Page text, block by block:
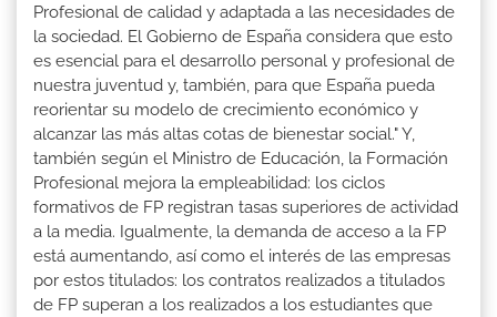
Profesional de calidad y adaptada a las necesidades de
la sociedad. El Gobierno de España considera que esto
es esencial para el desarrollo personal y profesional de
nuestra juventud y, también, para que España pueda
reorientar su modelo de crecimiento económico y
alcanzar las más altas cotas de bienestar social." Y,
también según el Ministro de Educación, la Formación
Profesional mejora la empleabilidad: los ciclos
formativos de FP registran tasas superiores de actividad
a la media. Igualmente, la demanda de acceso a la FP
está aumentando, así como el interés de las empresas
por estos titulados: los contratos realizados a titulados
de FP superan a los realizados a los estudiantes que